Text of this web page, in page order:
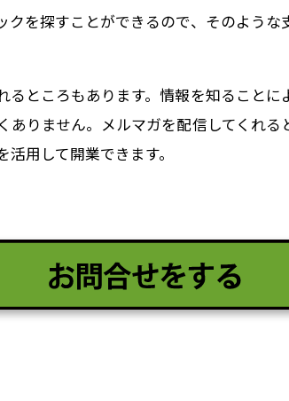
を探すことができるので、そのような
ところもあります。情報を知ること
りません。メルマガを配信してくれる
用して開業できます。